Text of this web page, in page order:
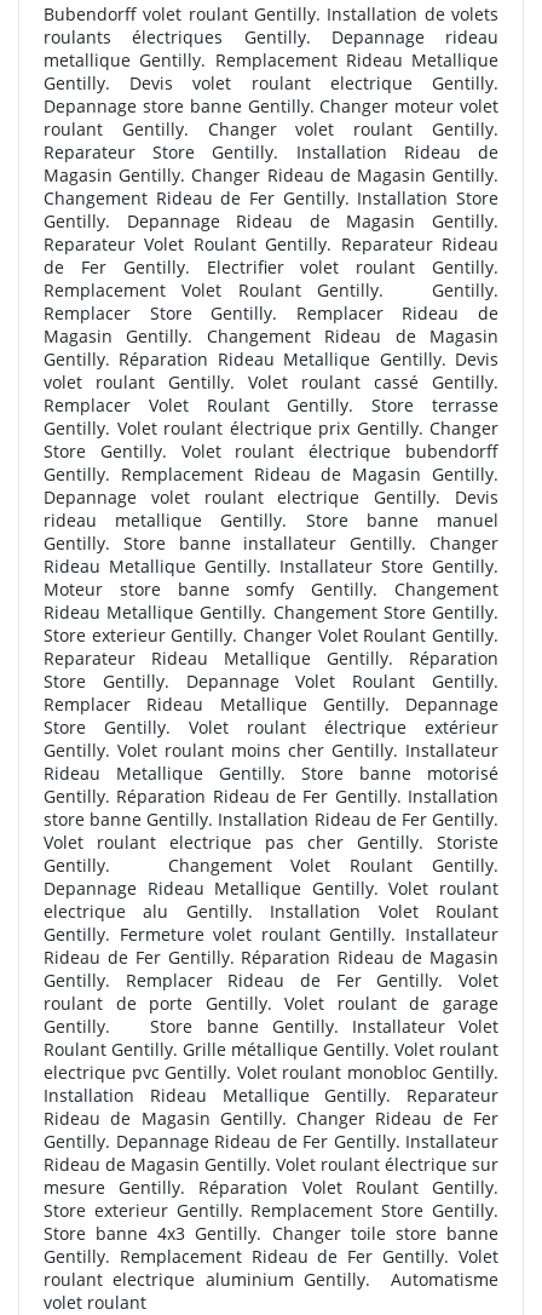
Bubendorff volet roulant Gentilly. Installation de volets
roulants électriques Gentilly. Depannage rideau
metallique Gentilly. Remplacement Rideau Metallique
Gentilly. Devis volet roulant electrique Gentilly.
Depannage store banne Gentilly. Changer moteur volet
roulant Gentilly. Changer volet roulant Gentilly.
Reparateur Store Gentilly. Installation Rideau de
Magasin Gentilly. Changer Rideau de Magasin Gentilly.
Changement Rideau de Fer Gentilly. Installation Store
Gentilly. Depannage Rideau de Magasin Gentilly.
Reparateur Volet Roulant Gentilly. Reparateur Rideau
de Fer Gentilly. Electrifier volet roulant Gentilly.
Remplacement Volet Roulant Gentilly. Gentilly.
Remplacer Store Gentilly. Remplacer Rideau de
Magasin Gentilly. Changement Rideau de Magasin
Gentilly. Réparation Rideau Metallique Gentilly. Devis
volet roulant Gentilly. Volet roulant cassé Gentilly.
Remplacer Volet Roulant Gentilly. Store terrasse
Gentilly. Volet roulant électrique prix Gentilly. Changer
Store Gentilly. Volet roulant électrique bubendorff
Gentilly. Remplacement Rideau de Magasin Gentilly.
Depannage volet roulant electrique Gentilly. Devis
rideau metallique Gentilly. Store banne manuel
Gentilly. Store banne installateur Gentilly. Changer
Rideau Metallique Gentilly. Installateur Store Gentilly.
Moteur store banne somfy Gentilly. Changement
Rideau Metallique Gentilly. Changement Store Gentilly.
Store exterieur Gentilly. Changer Volet Roulant Gentilly.
Reparateur Rideau Metallique Gentilly. Réparation
Store Gentilly. Depannage Volet Roulant Gentilly.
Remplacer Rideau Metallique Gentilly. Depannage
Store Gentilly. Volet roulant électrique extérieur
Gentilly. Volet roulant moins cher Gentilly. Installateur
Rideau Metallique Gentilly. Store banne motorisé
Gentilly. Réparation Rideau de Fer Gentilly. Installation
store banne Gentilly. Installation Rideau de Fer Gentilly.
Volet roulant electrique pas cher Gentilly. Storiste
Gentilly. Changement Volet Roulant Gentilly.
Depannage Rideau Metallique Gentilly. Volet roulant
electrique alu Gentilly. Installation Volet Roulant
Gentilly. Fermeture volet roulant Gentilly. Installateur
Rideau de Fer Gentilly. Réparation Rideau de Magasin
Gentilly. Remplacer Rideau de Fer Gentilly. Volet
roulant de porte Gentilly. Volet roulant de garage
Gentilly. Store banne Gentilly. Installateur Volet
Roulant Gentilly. Grille métallique Gentilly. Volet roulant
electrique pvc Gentilly. Volet roulant monobloc Gentilly.
Installation Rideau Metallique Gentilly. Reparateur
Rideau de Magasin Gentilly. Changer Rideau de Fer
Gentilly. Depannage Rideau de Fer Gentilly. Installateur
Rideau de Magasin Gentilly. Volet roulant électrique sur
mesure Gentilly. Réparation Volet Roulant Gentilly.
Store exterieur Gentilly. Remplacement Store Gentilly.
Store banne 4x3 Gentilly. Changer toile store banne
Gentilly. Remplacement Rideau de Fer Gentilly. Volet
roulant electrique aluminium Gentilly. Automatisme
volet roulant